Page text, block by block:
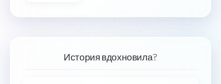
История вдохновила?